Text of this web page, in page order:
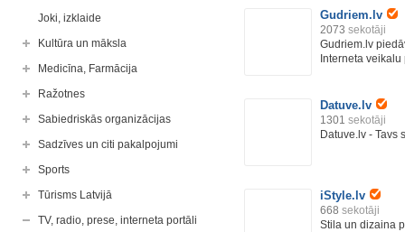
Joki, izklaide
Kultūra un māksla
Medicīna, Farmācija
Ražotnes
Sabiedriskās organizācijas
Sadzīves un citi pakalpojumi
Sports
Tūrisms Latvijā
TV, radio, prese, interneta portāli
Gudriem.lv
2073 sekotāji
Gudriem.lv
Interneta veikalu
Datuve.lv
1301 sekotāji
Datuve.lv - Tavs
iStyle.lv
668 sekotāji
Stila un dizaina